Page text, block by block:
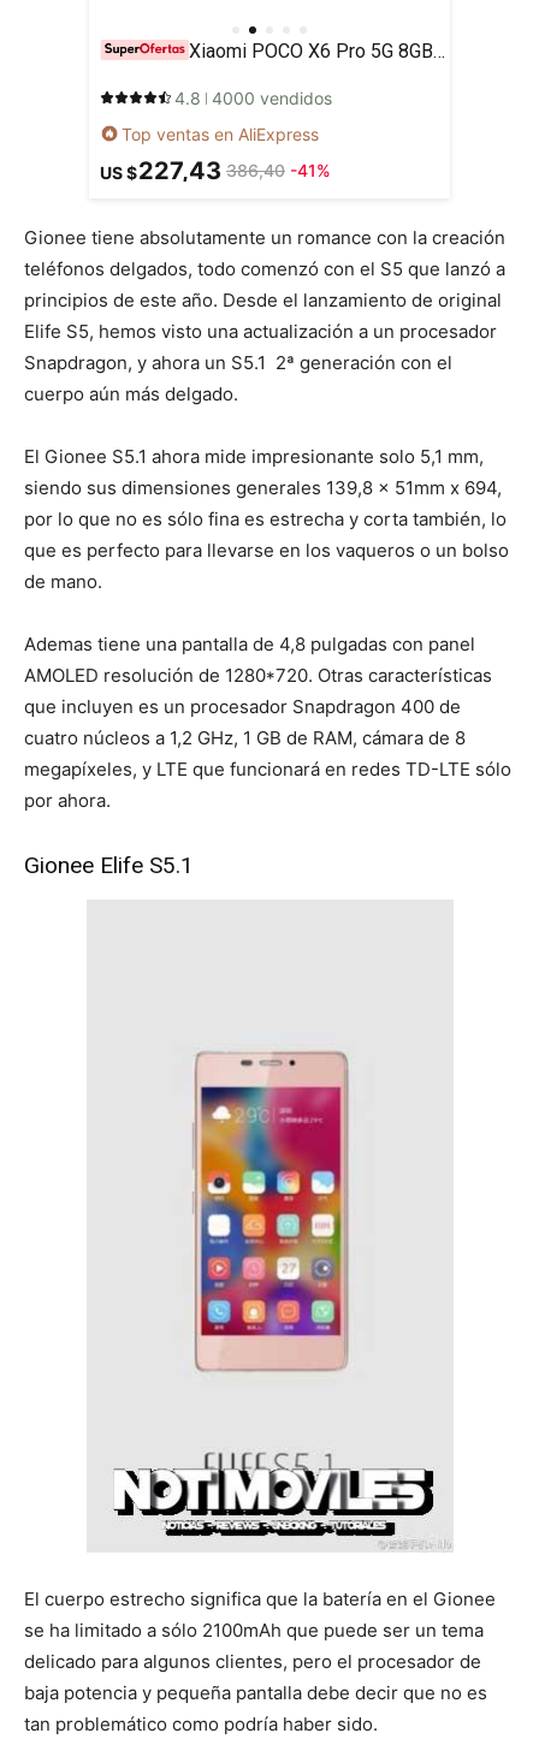
Xiaomi POCO X6 Pro 5G 8GB/256GB 12GB/512GB NFC EU Charger Global Version Teléfono móvil
4.8 4000 vendidos
Top ventas en AliExpress
US $227,43 386,40 -41%
Gionee tiene absolutamente un romance con la creación
teléfonos delgados, todo comenzó con el S5 que lanzó a
principios de este año. Desde el lanzamiento de original
Elife S5, hemos visto una actualización a un procesador
Snapdragon, y ahora un S5.1 2ª generación con el
cuerpo aún más delgado.
El Gionee S5.1 ahora mide impresionante solo 5,1 mm,
siendo sus dimensiones generales 139,8 x 51mm x 694,
por lo que no es sólo fina es estrecha y corta también, lo
que es perfecto para llevarse en los vaqueros o un bolso
de mano.
Ademas tiene una pantalla de 4,8 pulgadas con panel
AMOLED resolución de 1280*720. Otras características
que incluyen es un procesador Snapdragon 400 de
cuatro núcleos a 1,2 GHz, 1 GB de RAM, cámara de 8
megapíxeles, y LTE que funcionará en redes TD-LTE sólo
por ahora.
Gionee Elife S5.1
El cuerpo estrecho significa que la batería en el Gionee
se ha limitado a sólo 2100mAh que puede ser un tema
delicado para algunos clientes, pero el procesador de
baja potencia y pequeña pantalla debe decir que no es
tan problemático como podría haber sido.